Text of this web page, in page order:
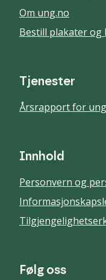
Om ung.no
Bestill plakater og
Tjenester
Årsrapport for
Innhold
Personvern og
Følg oss